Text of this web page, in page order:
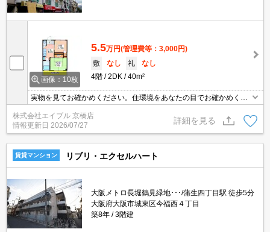
画像：10枚
5.5万円(管理費等：3,000円)
敷
なし 礼
なし
4階
2DK 40m²
実物を見てお確かめください。住環境をあなたの目でお確かめくだ
さい。
株式会社エイブル 京橋店
情報更新日 2026/07/27
詳細を見る
賃貸マンション リブリ・エクセルハート
大阪メトロ長堀鶴見緑地･･･/蒲生四丁目駅 徒歩5分
大阪府大阪市城東区今福西４丁目
築8年
3階建